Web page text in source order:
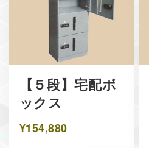
【５段】宅配ボ
ックス
¥154,880